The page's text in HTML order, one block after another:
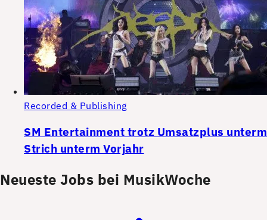
Recorded & Publishing
SM Entertainment trotz Umsatzplus unterm
Strich unterm Vorjahr
Neueste Jobs bei MusikWoche